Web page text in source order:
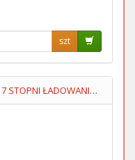
szt
PROSTOWNIK BC20PRO 12V/20A 7 STOPNI ŁADOWANIA AUTOMAT